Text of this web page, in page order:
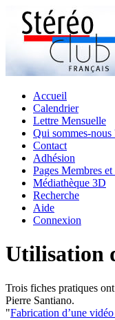
Accueil
Calendrier
Lettre Mensuelle
Qui sommes-nous
Contact
Adhésion
Pages Membres
Médiathèque 3D
Recherche
Aide
Connexion
Utilisation
Trois fiches pratiques
Pierre Santiano.
"Fabrication d’une